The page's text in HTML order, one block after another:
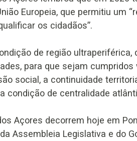
Europeia, que permitiu um
os cidadãos”.
de região
para que sejam
social, a continuidade
condição de centralidade
Açores decorrem hoje em
Assembleia Legislativa e do